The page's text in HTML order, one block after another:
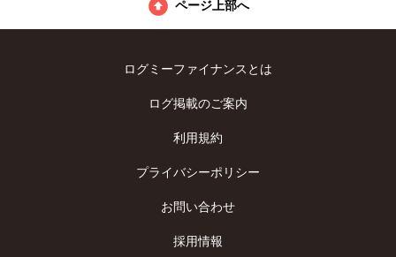
ページ上部へ
ログミーファイナンスとは
ログ掲載のご案内
利用規約
プライバシーポリシー
お問い合わせ
採用情報